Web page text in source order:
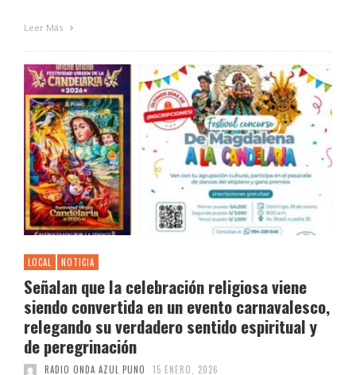
Leer Más
LOCAL NOTICIA
Señalan que la celebración religiosa viene
siendo convertida en un evento carnavalesco,
relegando su verdadero sentido espiritual y
de peregrinación
RADIO ONDA AZUL PUNO 15 ENERO, 2026